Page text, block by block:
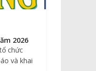
2026
chức
và khai